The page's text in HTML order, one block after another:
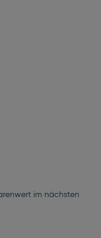
im nächsten